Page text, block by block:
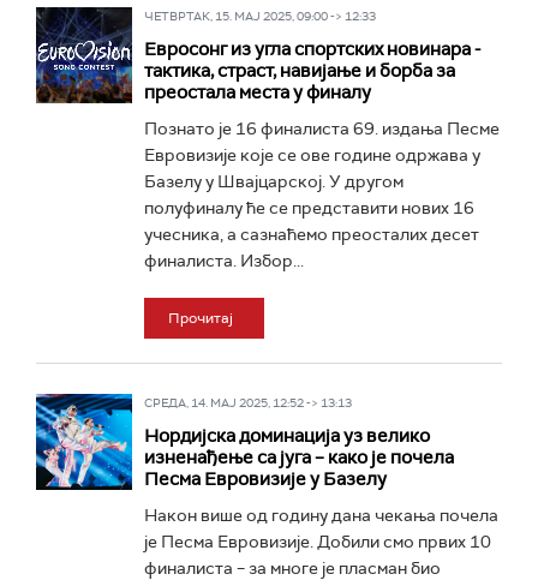
ЧЕТВРТАК, 15. МАЈ 2025, 09:00 -> 12:33
Евросонг из угла спортских новинара -
тактика, страст, навијање и борба за
преостала места у финалу
Познато је 16 финалиста 69. издања Песме
Евровизије које се ове године одржава у
Базелу у Швајцарској. У другом
полуфиналу ће се представити нових 16
учесника, а сазнаћемо преосталих десет
финалиста. Избор...
Прочитај
СРЕДА, 14. МАЈ 2025, 12:52 -> 13:13
Нордијска доминација уз велико
изненађење са југа – како је почела
Песма Евровизије у Базелу
Након више од годину дана чекања почела
је Песма Евровизије. Добили смо првих 10
финалиста – за многе је пласман био